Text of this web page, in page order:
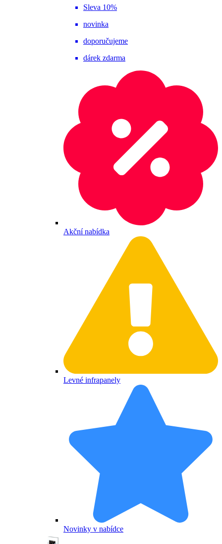
Sleva 10%
novinka
doporučujeme
dárek zdarma
Akční nabídka
Levné infrapanely
Novinky v nabídce